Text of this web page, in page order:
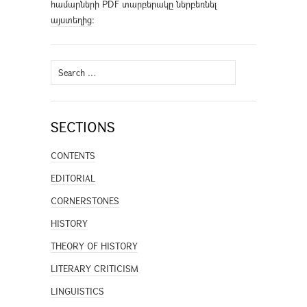
համարների PDF տարբերակը ներբեռնել
այստեղից։
Search
for:
SECTIONS
CONTENTS
EDITORIAL
CORNERSTONES
HISTORY
THEORY OF HISTORY
LITERARY CRITICISM
LINGUISTICS